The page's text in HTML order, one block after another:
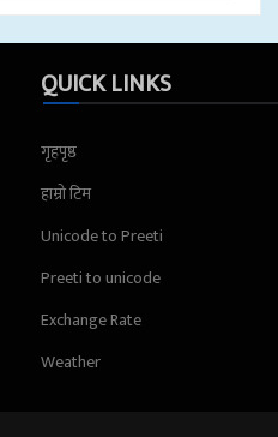
QUICK LINKS
गृहपृष्ठ
हाम्रो टिम
Unicode to Preeti
Preeti to unicode
Exchange Rate
Weather